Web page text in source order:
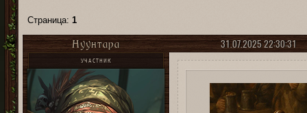
Страница:1
31.07.2025 22:30:31
Нуунтара
УЧАСТНИК